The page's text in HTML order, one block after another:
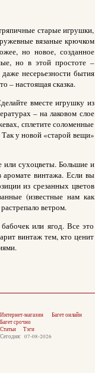
старые игрушки,
вязаные крючком
но новое, созданное
но в этой простоте –
несерьезности бытия
– настоящая сказка.
вместе игрушку из
– на лаковом слое
сплетите соломенные
у новой «старой вещи»
или сухоцветы. Большие и
аромате винтажа. Если вы
из срезанных цветов
(известные нам как
ветром.
или ягод. Все это
винтаж тем, кто ценит
Интернет-магазин
Багет онлайн
Багет срочно
Статьи
Тэги
Сегодня: 07-08-2026